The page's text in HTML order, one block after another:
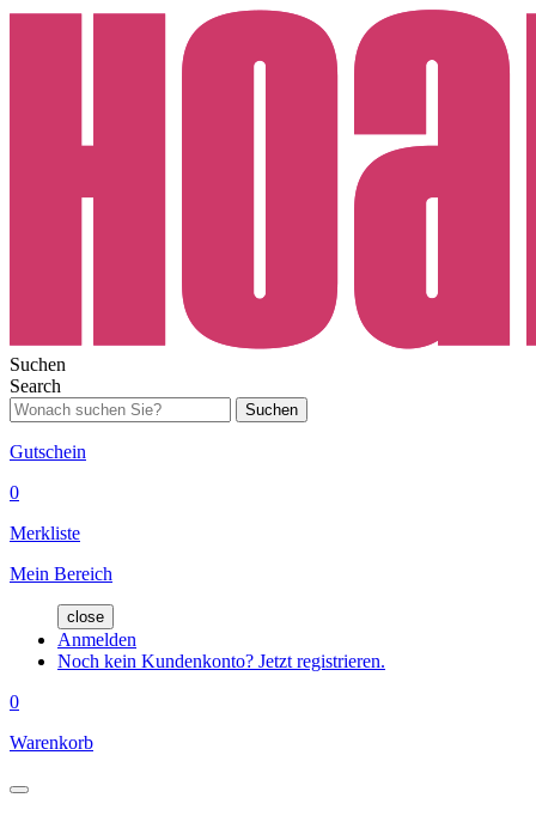
Suchen
Search
Suchen
Gutschein
0
Merkliste
Mein Bereich
close
Anmelden
Noch kein Kundenkonto? Jetzt registrieren.
0
Warenkorb